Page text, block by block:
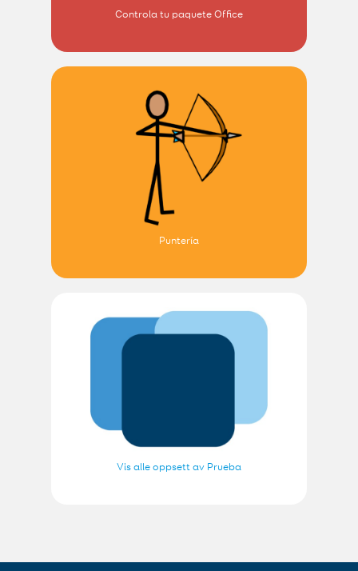
Controla tu paquete Office
Puntería
Vis alle oppsett av Prueba